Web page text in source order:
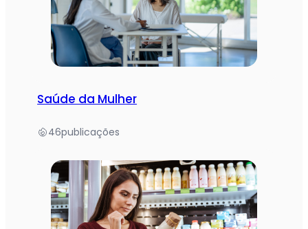
Saúde da Mulher
46publicações